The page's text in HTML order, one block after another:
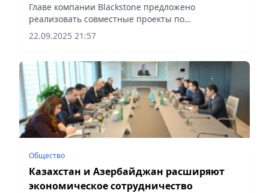
Шварцманом
Главе компании Blackstone предложено
реализовать совместные проекты по
строительству дата-центров в Казахстане,
сообщает Vecher.kz.
22.09.2025 21:57
Общество
Казахстан и Азербайджан расширяют
экономическое сотрудничество